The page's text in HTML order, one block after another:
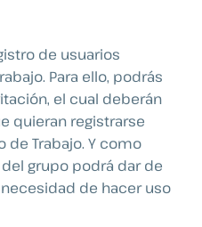
de usuarios
Para ello, podrás
el cual deberán
quieran registrarse
de Trabajo. Y como
grupo podrá dar de
de hacer uso